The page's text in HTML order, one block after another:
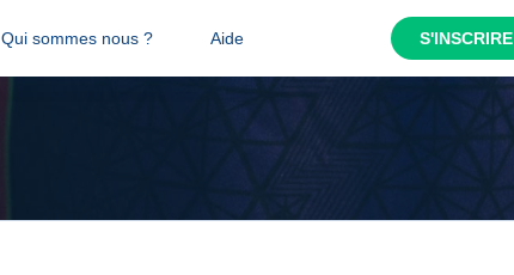
Qui sommes nous ? Aide S'INSCRIRE